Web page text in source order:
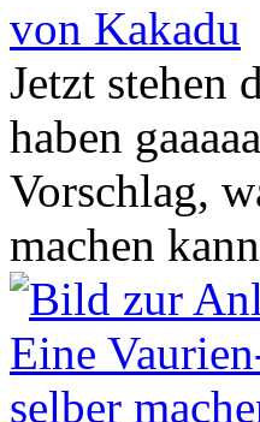
von Kakadu
Jetzt stehen
haben
Vorschlag,
machen kann